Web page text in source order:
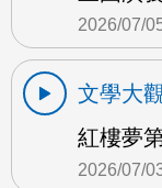
2026/07/
文學大
紅樓夢
2026/07/